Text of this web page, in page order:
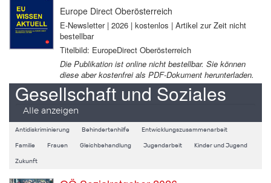
Europe Direct Oberösterreich
E-Newsletter | 2026 | kostenlos | Artikel zur Zeit nicht
bestellbar
Titelbild: EuropeDirect Oberösterreich
Die Publikation ist online nicht bestellbar. Sie können
diese aber kostenfrei als PDF-Dokument herunterladen.
Gesellschaft und Soziales
Alle anzeigen
Antidiskriminierung Behindertenhilfe Entwicklungszusammenarbeit
Familie Frauen Gleichbehandlung Jugendarbeit Kinder und Jugend
Zukunft